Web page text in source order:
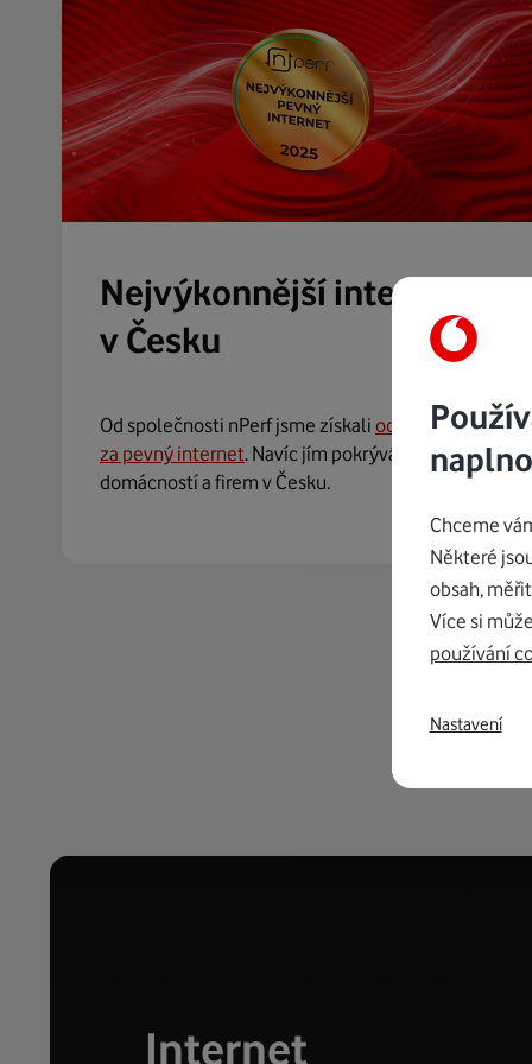
Nejvýkonnější internet
v Česku
Od společnosti nPerf jsme získali ocenění
za pevný internet. Navíc jím pokrýváme nejvíce
domácností a firem v Česku.
Internet
Chceme
Některé
obsah,
Více si
používání
Nastavení